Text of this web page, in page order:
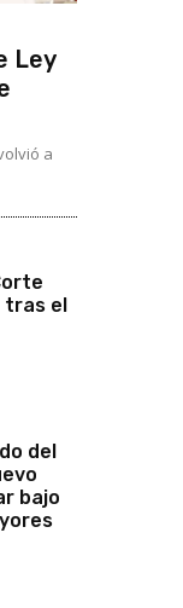
Ley
a
tras el
del
bajo